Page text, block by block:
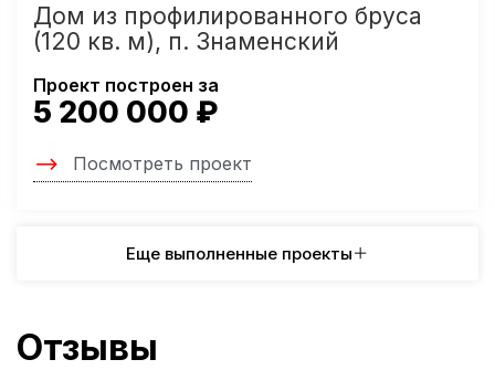
Дом из профилированного бруса
(120 кв. м), п. Знаменский
Проект построен за
5 200 000 ₽
Посмотреть проект
Еще выполненные проекты
Отзывы